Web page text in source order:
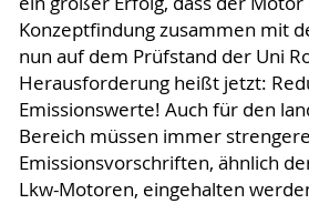
Konzeptfindung zusammen mit
nun auf dem Prüfstand der Uni
Herausforderung heißt jetzt:
Emissionswerte! Auch für den
Bereich müssen immer strengere
Emissionsvorschriften, ähnlich
Lkw-Motoren, eingehalten